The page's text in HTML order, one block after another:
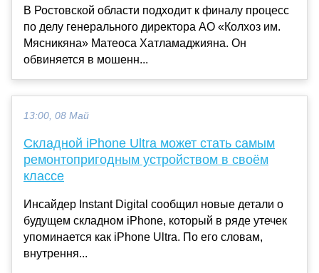
В Ростовской области подходит к финалу процесс
по делу генерального директора АО «Колхоз им.
Мясникяна» Матеоса Хатламаджияна. Он
обвиняется в мошенн...
13:00, 08 Май
Складной iPhone Ultra может стать самым
ремонтопригодным устройством в своём
классе
Инсайдер Instant Digital сообщил новые детали о
будущем складном iPhone, который в ряде утечек
упоминается как iPhone Ultra. По его словам,
внутрення...